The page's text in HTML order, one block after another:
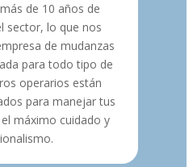
de 10 años de
sector, lo que nos
de mudanzas
para todo tipo de
operarios están
para manejar tus
máximo cuidado y